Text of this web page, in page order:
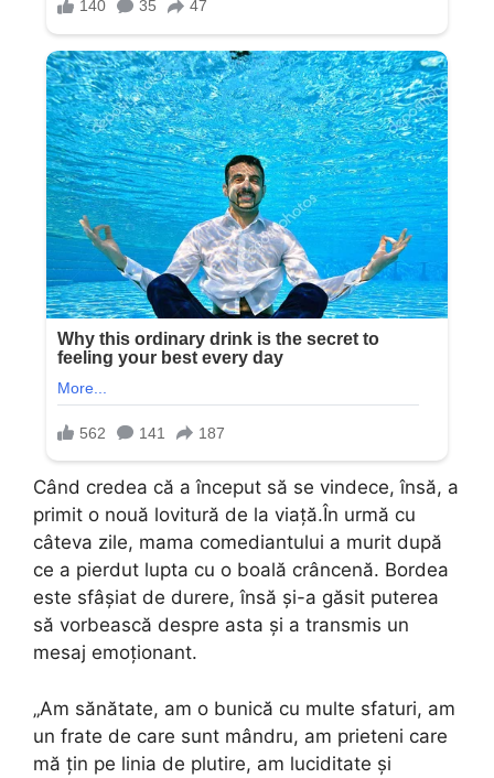
Când credea că a început să se vindece, însă, a
primit o nouă lovitură de la viață.În urmă cu
câteva zile, mama comediantului a murit după
ce a pierdut lupta cu o boală crâncenă. Bordea
este sfâșiat de durere, însă și-a găsit puterea
să vorbească despre asta și a transmis un
mesaj emoționant.
„Am sănătate, am o bunică cu multe sfaturi, am
un frate de care sunt mândru, am prieteni care
mă țin pe linia de plutire, am luciditate și